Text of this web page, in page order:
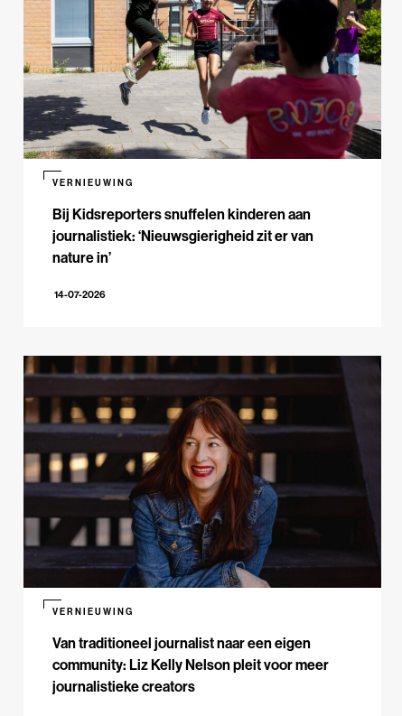
Bij Kidsreporters snuffelen kinderen aan
journalistiek: ‘Nieuwsgierigheid zit er van
nature in’
VERNIEUWING
14-07-2026
Van traditioneel journalist naar een eigen
community: Liz Kelly Nelson pleit voor meer
journalistieke creators
VERNIEUWING